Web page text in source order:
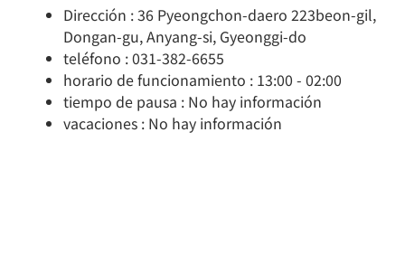
Dirección : 36 Pyeongchon-daero 223beon-gil,
Dongan-gu, Anyang-si, Gyeonggi-do
teléfono : 031-382-6655
horario de funcionamiento : 13:00 - 02:00
tiempo de pausa : No hay información
vacaciones : No hay información